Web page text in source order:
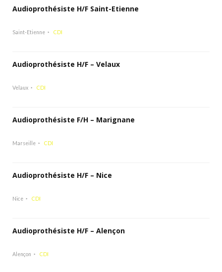
Audioprothésiste H/F Saint-Etienne
Saint-Etienne CDI
Audioprothésiste H/F – Velaux
Velaux CDI
Audioprothésiste F/H – Marignane
Marseille CDI
Audioprothésiste H/F – Nice
Nice CDI
Audioprothésiste H/F – Alençon
Alençon CDI